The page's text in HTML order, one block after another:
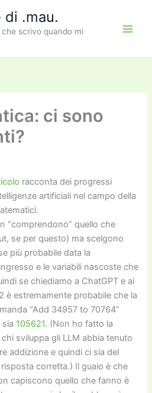
di .mau.
scrivo quando mi
ci sono
racconta dei progressi
artificiali nel campo della
“comprendono” quello che
se per questo) ma scelgono
più probabile data la
e le variabili nascoste che
se chiediamo a ChatGPT e ai
è estremamente probabile che la
“Add 34957 to 70764”
105621. (Non ho fatto la
sviluppa gli LLM abbia tenuto
addizione e quindi ci sia del
corretta.) Il guaio è che
capiscono quello che fanno è